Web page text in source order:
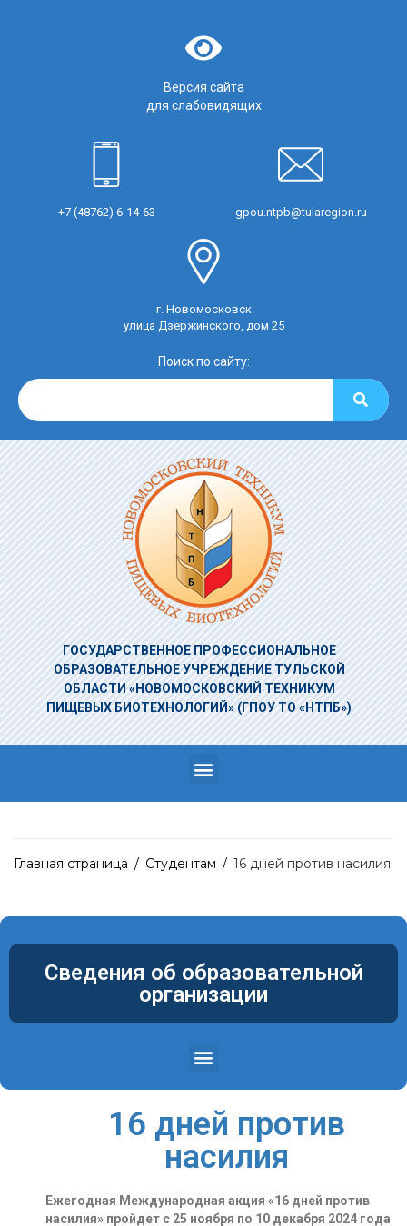
Версия сайта
для слабовидящих
+7 (48762) 6-14-63 gpou.ntpb@tularegion.ru
г. Новомосковск
улица Дзержинского, дом 25
Поиск по сайту:
ГОСУДАРСТВЕННОЕ ПРОФЕССИОНАЛЬНОЕ
ОБРАЗОВАТЕЛЬНОЕ УЧРЕЖДЕНИЕТУЛЬСКОЙ
ОБЛАСТИ «НОВОМОСКОВСКИЙ ТЕХНИКУМ
ПИЩЕВЫХ БИОТЕХНОЛОГИЙ» (ГПОУ ТО «НТПБ»)
Главная страница / Студентам / 16 дней против насилия
Сведения об образовательной
организации
16 дней против
насилия
Ежегодная Международная акция «16 дней против
насилия» пройдет с 25 ноября по 10 декабря 2024 года